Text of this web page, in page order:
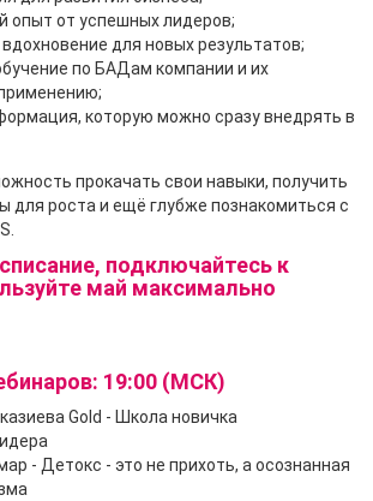
опыт от успешных лидеров;
для новых результатов;
по БАДам компании и их
которую можно сразу внедрять в
прокачать свои навыки, получить
для роста и ещё глубже познакомиться с
подключайтесь к
май максимально
19:00 (МСК)
Gold - Школа новичка
- Детокс - это не прихоть, а осознанная